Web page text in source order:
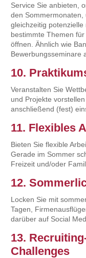
Service Sie anbieten,
den
gleichzeitig
bestimmte Themen
öffnen. Ähnlich wie
Bewerbungsseminare
10.
Veranstalten Sie
und Projekte
anschließend (fest)
11. Flexibles
Bieten Sie flexible
Gerade im Sommer
Freizeit und/oder
12.
Locken Sie mit
Tagen,
darüber auf Social
13.
Challenges